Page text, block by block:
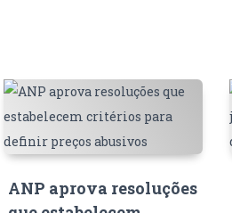
ANP aprova resoluções